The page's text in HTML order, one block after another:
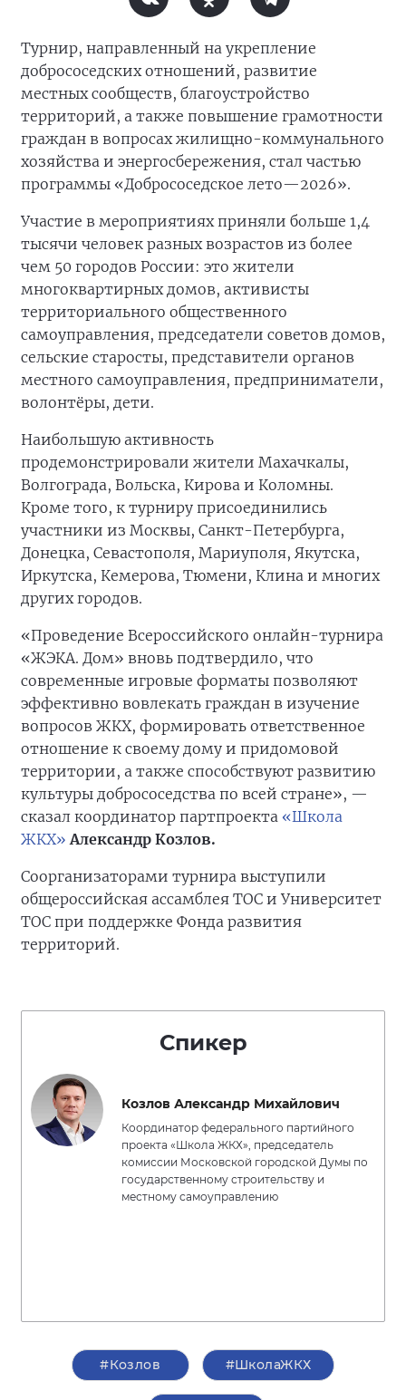
Турнир, направленный на укрепление
добрососедских отношений, развитие
местных сообществ, благоустройство
территорий, а также повышение грамотности
граждан в вопросах жилищно-коммунального
хозяйства и энергосбережения, стал частью
программы «Добрососедское лето—2026».
Участие в мероприятиях приняли больше 1,4
тысячи человек разных возрастов из более
чем 50 городов России: это жители
многоквартирных домов, активисты
территориального общественного
самоуправления, председатели советов домов,
сельские старосты, представители органов
местного самоуправления, предприниматели,
волонтёры, дети.
Наибольшую активность
продемонстрировали жители Махачкалы,
Волгограда, Вольска, Кирова и Коломны.
Кроме того, к турниру присоединились
участники из Москвы, Санкт-Петербурга,
Донецка, Севастополя, Мариуполя, Якутска,
Иркутска, Кемерова, Тюмени, Клина и многих
других городов.
«Проведение Всероссийского онлайн-турнира
«ЖЭКА. Дом» вновь подтвердило, что
современные игровые форматы позволяют
эффективно вовлекать граждан в изучение
вопросов ЖКХ, формировать ответственное
отношение к своему дому и придомовой
территории, а также способствуют развитию
культуры добрососедства по всей стране», —
сказал координатор партпроекта «Школа
ЖКХ» Александр Козлов.
Соорганизаторами турнира выступили
общероссийская ассамблея ТОС и Университет
ТОС при поддержке Фонда развития
территорий.
Спикер
Козлов Александр Михайлович
Координатор федерального партийного
проекта «Школа ЖКХ», председатель
комиссии Московской городской Думы по
государственному строительству и
местному самоуправлению
#Козлов #ШколаЖКХ